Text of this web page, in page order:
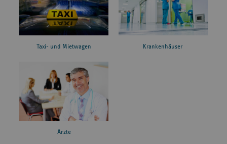
Taxi- und Mietwagen Krankenhäuser
Ärzte